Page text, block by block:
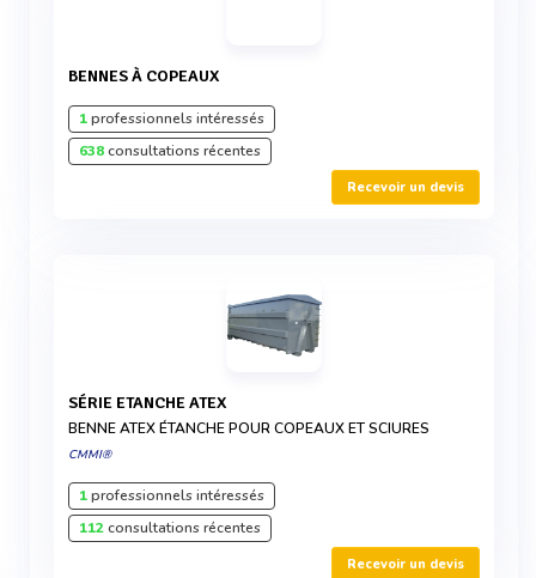
BENNES À COPEAUX
1professionnels intéressés
638consultations récentes
Recevoir un devis
SÉRIE ETANCHE ATEX
BENNE ATEX ÉTANCHE POUR COPEAUX ET SCIURES
CMMI®
1professionnels intéressés
112consultations récentes
Recevoir un devis